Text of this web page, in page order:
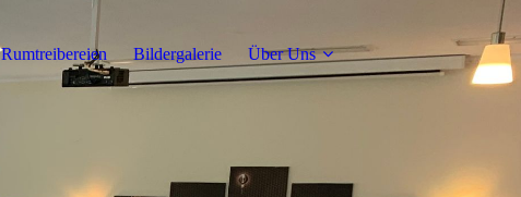
Rumtreibereien Bildergalerie Über Uns